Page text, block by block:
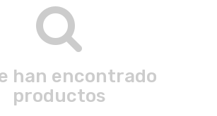
han encontrado
productos